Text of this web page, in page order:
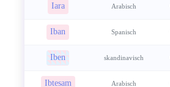
Iara Arabisch
Iban Spanisch
Iben skandinavisch
Ibtesam Arabisch